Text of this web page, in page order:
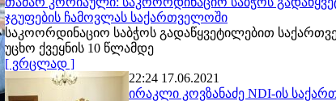
ჯგუფების ჩამოვლას საქართველოში
საკოორდინაციო საბჭოს გადაწყვეტილებით
უცხო ქვეყნის 10 წლამდე
[ ვრცლად ]
22:24 17.06.2021
ირაკლი კოვზანაძე NDI-ის